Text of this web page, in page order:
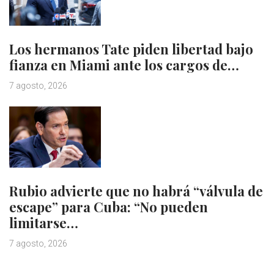
Los hermanos Tate piden libertad bajo
fianza en Miami ante los cargos de…
7 agosto, 2026
Rubio advierte que no habrá “válvula de
escape” para Cuba: “No pueden
limitarse…
7 agosto, 2026